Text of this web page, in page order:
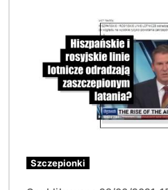
Szczepionki